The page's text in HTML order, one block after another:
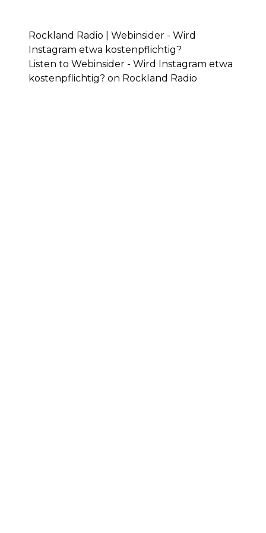
Rockland Radio | Webinsider - Wird
Instagram etwa kostenpflichtig?
Listen to Webinsider - Wird Instagram etwa
kostenpflichtig? on Rockland Radio